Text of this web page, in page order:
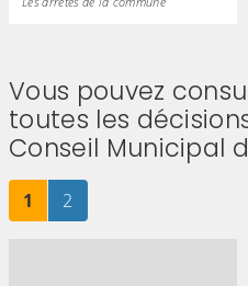
Vous pouvez
toutes les
Conseil Municipal
Page
1 sur 2Page
2